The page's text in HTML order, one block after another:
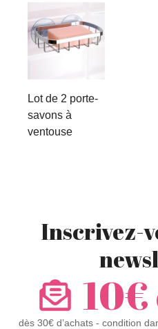
Lot de 2 porte-
savons à
ventouse
Inscrivez-
dès 30€ d’achats - condition